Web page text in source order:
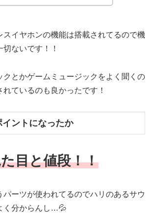
スイヤホンの機能は搭載されてるので機
ないです！！
クとかゲームミュージックをよく聞くの
ているのも良かったです！
イントになったか
目と値段！！
パーツが使われてるのでハリのあるサウ
く分からんし…💦